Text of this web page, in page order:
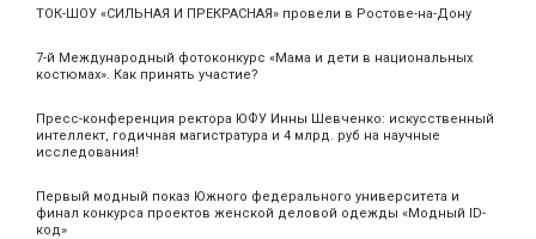
ТОК-ШОУ «СИЛЬНАЯ И ПРЕКРАСНАЯ» провели в Ростове-на-Дону
7-й Международный фотоконкурс «Мама и дети в национальных
костюмах». Как принять участие?
Пресс-конференция ректора ЮФУ Инны Шевченко: искусственный
интеллект, годичная магистратура и 4 млрд. руб на научные
исследования!
Первый модный показ Южного федерального университета и
финал конкурса проектов женской деловой одежды «Модный ID-
код»